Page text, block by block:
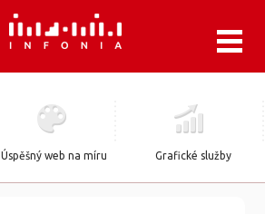
Úspěšný web na míru Grafické služby